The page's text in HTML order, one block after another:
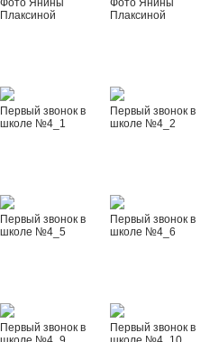
Фото Янины
Плаксиной
Фото Янины
Плаксиной
Первый звонок в
школе №4_1
Первый звонок в
школе №4_2
Первый звонок в
школе №4_5
Первый звонок в
школе №4_6
Первый звонок в
Первый звонок в